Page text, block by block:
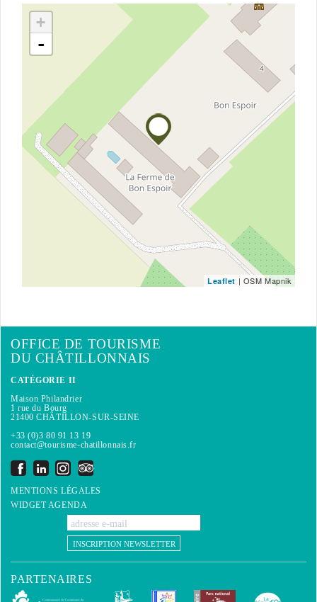
+
-
Leaflet | OSM Mapnik
OFFICE DE TOURISME
DU CHÂTILLONNAIS
CATÉGORIE II
Maison Philandrier
1 rue du Bourg
21400 CHÂTILLON-SUR-SEINE
+33 (0)3 80 91 13 19
contact@tourisme-chatillonnais.fr
MENTIONS LÉGALES
WIDGET AGENDA
INSCRIPTION NEWSLETTER
PARTENAIRES